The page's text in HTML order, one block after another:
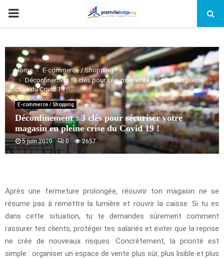
PRIMARY
Home
E-commerce / Shopping
Déconfinement : 3 clés pour sécuriser votre magasin en pleine
crise du Covid 19 !
E-commerce / Shopping
Déconfinement : 3 clés pour sécuriser votre
magasin en pleine crise du Covid 19 !
5 juin 2020 0 2657
Après une fermeture prolongée, réouvrir ton magasin ne se
résume pas à remettre la lumière et rouvrir la caisse. Si tu es
dans cette situation, tu te demandes sûrement comment
rassurer tes clients, protéger tes salariés et éviter que la reprise
ne crée de nouveaux risques. Concrètement, la priorité est
simple : organiser un espace de vente plus sûr, plus lisible et plus